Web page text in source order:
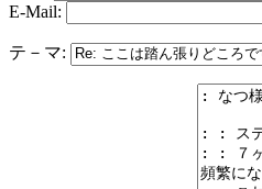
E-Mail:
テ－マ: